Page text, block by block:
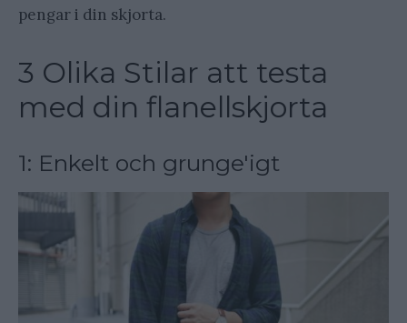
pengar i din skjorta.
3 Olika Stilar att testa
med din flanellskjorta
1: Enkelt och grunge'igt